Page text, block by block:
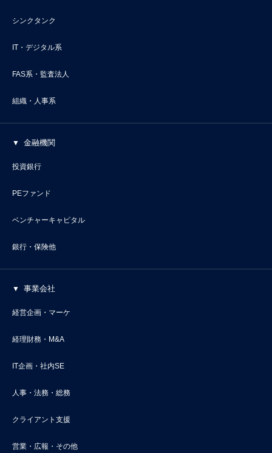
シンクタンク
IT・デジタル系
FAS系・監査法人
組織・人事系
金融機関
投資銀行
PEファンド
ベンチャーキャピタル
銀行・保険他
事業会社
経営企画・マーケ
経理財務・M&A
IT企画・社内SE
人事・法務・総務
クライアント支援
営業・広報・その他